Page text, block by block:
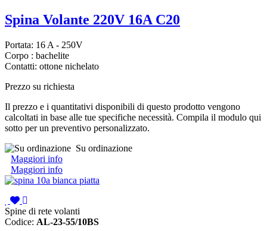
Spina Volante 220V 16A C20
Portata: 16 A - 250V
Corpo : bachelite
Contatti: ottone nichelato
Prezzo su richiesta
Il prezzo e i quantitativi disponibili di questo prodotto vengono
calcoltati in base alle tue specifiche necessità. Compila il modulo qui
sotto per un preventivo personalizzato.
Su ordinazione
Maggiori info
Maggiori info
Spine di rete volanti
Codice: AL-23-55/10BS